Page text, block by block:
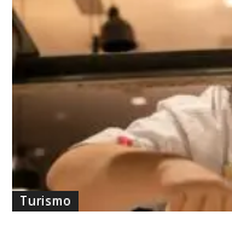
Turismo